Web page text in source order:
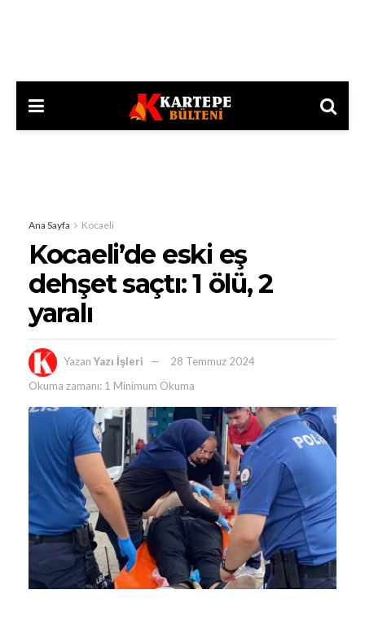
Ana Sayfa Kocaeli
Kocaeli’de eski eş
dehşet saçtı: 1 ölü, 2
yaralı
Yazan Yazı İşleri
28 Temmuz 2024
Okuma zamanı: 1 Minimum Okuma